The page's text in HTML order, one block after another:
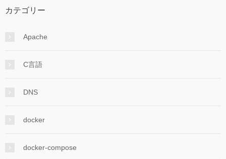
カテゴリー
Apache
C言語
DNS
docker
docker-compose